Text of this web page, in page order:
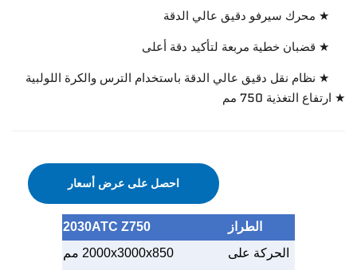
★ محرك سيرفو دقيق عالي الدقة
★ قضبان خطية مربعة لتأكيد دقة أعلى
★ نظام نقل دقيق عالي الدقة باستخدام الترس والكرة اللولبية
★ ارتفاع التغذية 750 مم
احصل على عرض أسعار
الطراز
2030ATC Z750
الحركة على
2000x3000x850 مم